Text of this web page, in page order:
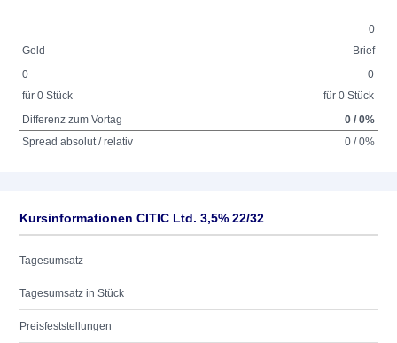
0
Geld
Brief
0
für 0 Stück
0
für 0 Stück
Differenz zum Vortag
0 / 0%
Spread absolut / relativ
0 / 0%
Kursinformationen CITIC Ltd. 3,5% 22/32
Tagesumsatz
Tagesumsatz in Stück
Preisfeststellungen